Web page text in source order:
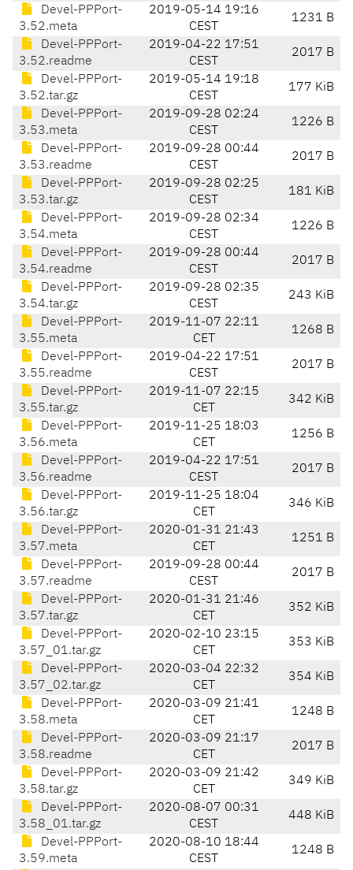
Devel-PPPort-
3.52.meta
2019-05-14 19:16
CEST
1231 B
Devel-PPPort-
3.52.readme
2019-04-22 17:51
CEST
2017 B
Devel-PPPort-
3.52.tar.gz
2019-05-14 19:18
CEST
177 KiB
Devel-PPPort-
3.53.meta
2019-09-28 02:24
CEST
1226 B
Devel-PPPort-
3.53.readme
2019-09-28 00:44
CEST
2017 B
Devel-PPPort-
3.53.tar.gz
2019-09-28 02:25
CEST
181 KiB
Devel-PPPort-
3.54.meta
2019-09-28 02:34
CEST
1226 B
Devel-PPPort-
3.54.readme
2019-09-28 00:44
CEST
2017 B
Devel-PPPort-
3.54.tar.gz
2019-09-28 02:35
CEST
243 KiB
Devel-PPPort-
3.55.meta
2019-11-07 22:11
CET
1268 B
Devel-PPPort-
3.55.readme
2019-04-22 17:51
CEST
2017 B
Devel-PPPort-
3.55.tar.gz
2019-11-07 22:15
CET
342 KiB
Devel-PPPort-
3.56.meta
2019-11-25 18:03
CET
1256 B
Devel-PPPort-
3.56.readme
2019-04-22 17:51
CEST
2017 B
Devel-PPPort-
3.56.tar.gz
2019-11-25 18:04
CET
346 KiB
Devel-PPPort-
3.57.meta
2020-01-31 21:43
CET
1251 B
Devel-PPPort-
3.57.readme
2019-09-28 00:44
CEST
2017 B
Devel-PPPort-
3.57.tar.gz
2020-01-31 21:46
CET
352 KiB
Devel-PPPort-
3.57_01.tar.gz
2020-02-10 23:15
CET
353 KiB
Devel-PPPort-
3.57_02.tar.gz
2020-03-04 22:32
CET
354 KiB
Devel-PPPort-
3.58.meta
2020-03-09 21:41
CET
1248 B
Devel-PPPort-
3.58.readme
2020-03-09 21:17
CET
2017 B
Devel-PPPort-
3.58.tar.gz
2020-03-09 21:42
CET
349 KiB
Devel-PPPort-
3.58_01.tar.gz
2020-08-07 00:31
CEST
448 KiB
Devel-PPPort-
3.59.meta
2020-08-10 18:44
CEST
1248 B